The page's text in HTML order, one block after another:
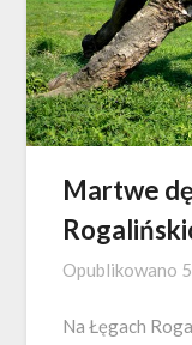
Martwe
Opublikowano
Na Łęgach